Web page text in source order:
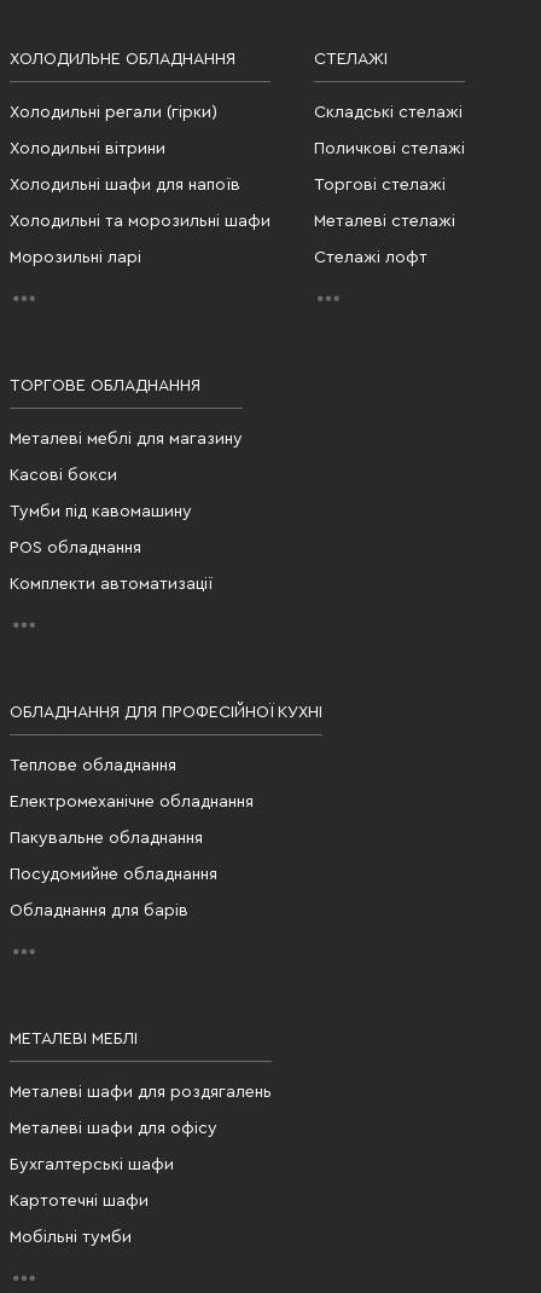
ХОЛОДИЛЬНЕ ОБЛАДНАННЯ
Холодильні регали (гірки)
Холодильні вітрини
Холодильні шафи для напоїв
Холодильні та морозильні шафи
Морозильні ларі
СТЕЛАЖІ
Складські стелажі
Поличкові стелажі
Торгові стелажі
Металеві стелажі
Стелажі лофт
ТОРГОВЕ ОБЛАДНАННЯ
Металеві меблі для магазину
Касові бокси
Тумби під кавомашину
POS обладнання
Комплекти автоматизації
ОБЛАДНАННЯ ДЛЯ ПРОФЕСІЙНОЇ КУХНІ
Теплове обладнання
Електромеханічне обладнання
Пакувальне обладнання
Посудомийне обладнання
Обладнання для барів
МЕТАЛЕВІ МЕБЛІ
Металеві шафи для роздягалень
Металеві шафи для офісу
Бухгалтерські шафи
Картотечні шафи
Мобільні тумби